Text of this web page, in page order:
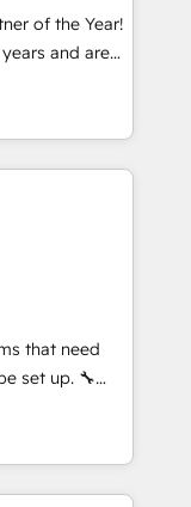
com nota
50% na
em
rotinas
Somos
Latina e
cliente da
of the Year!
and are
technically
we contribute
incredible
our website,
that need
up. 🔧
Highly
in weeks, not